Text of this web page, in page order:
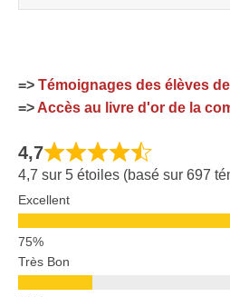
=> Témoignages des élèves
=> Accès au livre d'or de la
4,7
4,7 sur 5 étoiles (basé sur 697
Excellent
Très Bon